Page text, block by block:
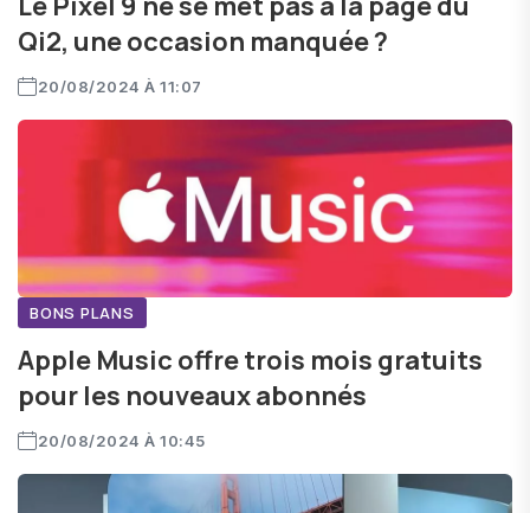
Qi2, une occasion manquée ?
20/08/2024 À 11:07
BONS PLANS
Apple Music offre trois mois gratuits
pour les nouveaux abonnés
20/08/2024 À 10:45